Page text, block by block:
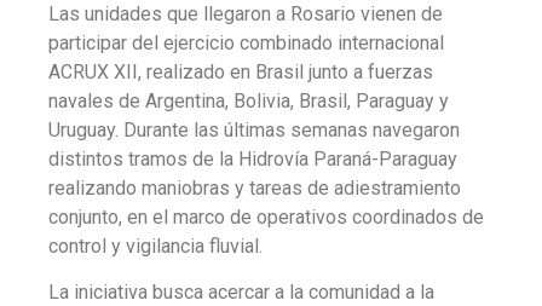
Las unidades que llegaron a Rosario vienen de
participar del ejercicio combinado internacional
ACRUX XII, realizado en Brasil junto a fuerzas
navales de Argentina, Bolivia, Brasil, Paraguay y
Uruguay. Durante las últimas semanas navegaron
distintos tramos de la Hidrovía Paraná-Paraguay
realizando maniobras y tareas de adiestramiento
conjunto, en el marco de operativos coordinados de
control y vigilancia fluvial.
La iniciativa busca acercar a la comunidad a la